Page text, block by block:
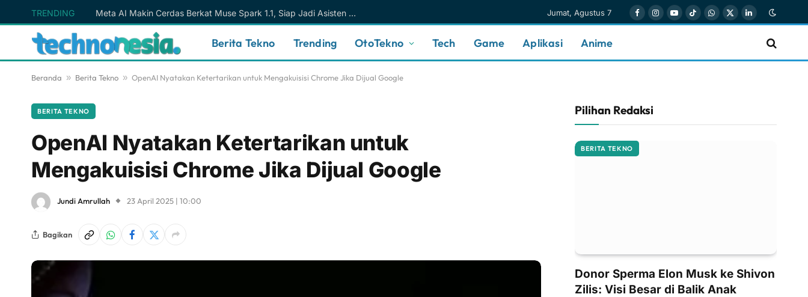
TRENDING Meta AI Makin Cerdas Berkat Muse Spark 1.1, Siap Jadi Asisten AI Personal yang Lebih Intuitif Jumat, Agustus 7
FacebookInstagram
YouTube
TikTokWhatsApp
X
LinkedIn
Berita Tekno Trending OtoTekno Tech Game Aplikasi Anime
Beranda » Berita Tekno » OpenAI Nyatakan Ketertarikan untuk Mengakuisisi Chrome Jika Dijual Google
BERITA TEKNO
OpenAI Nyatakan Ketertarikan untuk
Mengakuisisi Chrome Jika Dijual Google
Jundi Amrullah 23 April 2025 | 10:00
Bagikan
Pilihan Redaksi
BERITA TEKNO
Donor Sperma Elon Musk ke Shivon
Zilis: Visi Besar di Balik Anak